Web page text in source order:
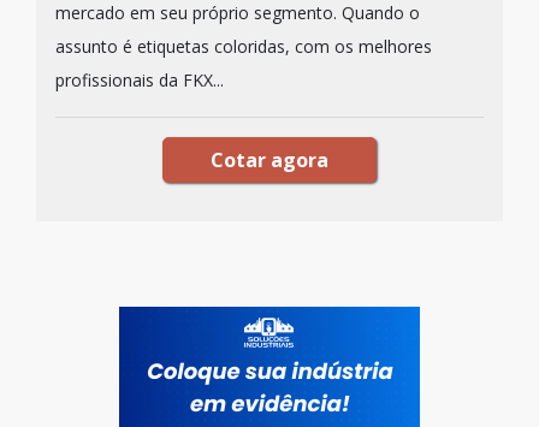
mercado em seu próprio segmento. Quando o
assunto é etiquetas coloridas, com os melhores
profissionais da FKX...
Cotar agora